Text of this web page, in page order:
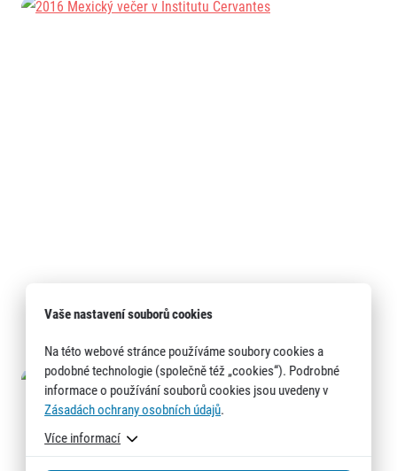
Vaše nastavení souborů cookies
Na této webové stránce používáme soubory cookies a
podobné technologie (společně též „cookies“). Podrobné
informace o používání souborů cookies jsou uvedeny v
Zásadách ochrany osobních údajů.
Více informací